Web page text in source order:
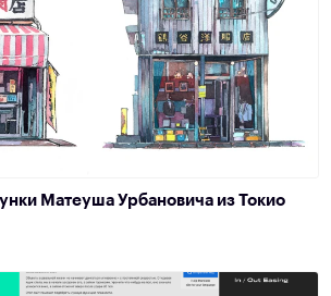
Матеуша Урбановича из Токио